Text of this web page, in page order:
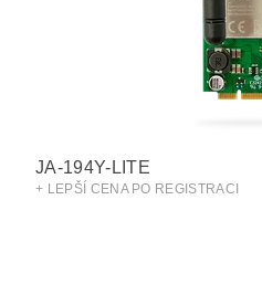
JA-194Y-LITE
+ LEPŠÍ CENA PO REGISTRACI